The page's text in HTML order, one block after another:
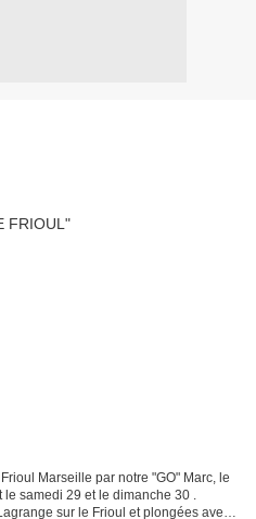
Marseille par notre "GO" Marc, le
samedi 29 et le dimanche 30 .
sur le Frioul et plongées avec